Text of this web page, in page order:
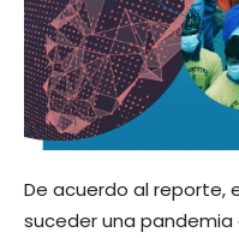
De acuerdo al reporte,
suceder una